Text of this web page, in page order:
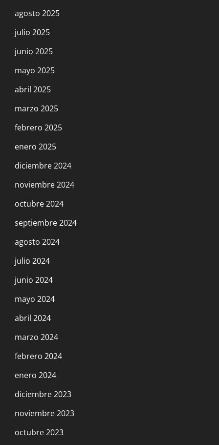
agosto 2025
julio 2025
junio 2025
mayo 2025
abril 2025
marzo 2025
febrero 2025
enero 2025
diciembre 2024
noviembre 2024
octubre 2024
septiembre 2024
agosto 2024
julio 2024
junio 2024
mayo 2024
abril 2024
marzo 2024
febrero 2024
enero 2024
diciembre 2023
noviembre 2023
octubre 2023